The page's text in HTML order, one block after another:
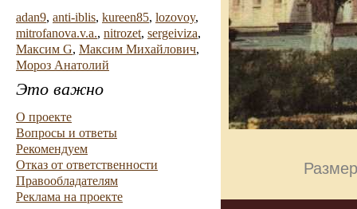
adan9, anti-iblis, kureen85, lozovoy,
mitrofanova.v.a., nitrozet, sergeiviza,
Максим G, Максим Михайлович,
Мороз Анатолий
Это важно
О проекте
Вопросы и ответы
Рекомендуем
Отказ от ответственности
Правообладателям
Реклама на проекте